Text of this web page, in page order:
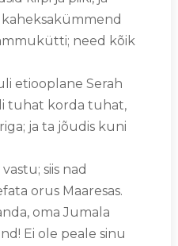
kaheksakümmend
need kõik
etiooplane Serah
tuhat korda tuhat,
ja ta jõudis kuni
siis nad
orus Maaresas.
oma Jumala
Ei ole peale sinu